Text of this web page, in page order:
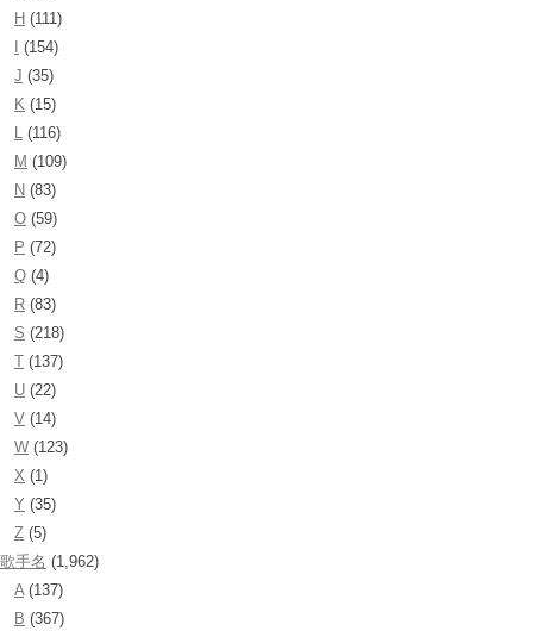
H (111)
(154)
J (35)
K (15)
L (116)
M (109)
N (83)
O (59)
P (72)
Q (4)
R (83)
S (218)
T (137)
U (22)
V (14)
W (123)
X (1)
Y (35)
Z (5)
歌手名 (1,962)
A(137)
B (367)